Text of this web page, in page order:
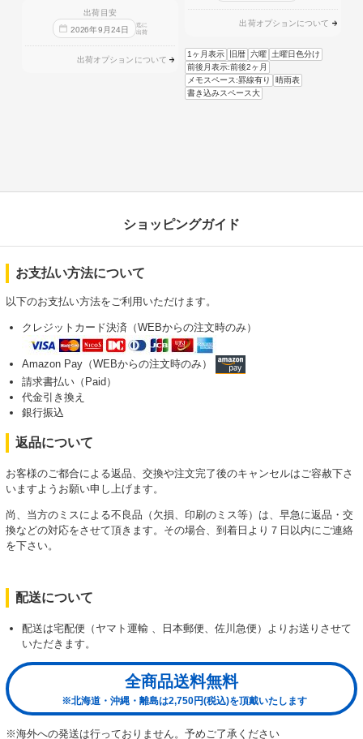
出荷目安
2026年9 月24日
迄に
出荷
出荷オプションについて
出荷オプションについて
1ヶ月表示 旧暦 六曜 土曜日色分け
前後月表示:前後2ヶ月
メモスペース:罫線有り
晴雨表
書き込みスペース大
ショッピングガイド
お支払い方法について
以下のお支払い方法をご利用いただけます。
クレジットカード決済（WEBからの注文時のみ）
Amazon Pay（WEBからの注文時のみ）
請求書払い（Paid）
代金引き換え
銀行振込
返品について
お客様のご都合による返品、交換や注文完了後のキャンセルはご容赦下さ
いますようお願い申し上げます。
尚、当方のミスによる不良品（欠損、印刷のミス等）は、早急に返品・交
換などの対応をさせて頂きます。その場合、到着日より７日以内にご連絡
を下さい。
配送について
配送は宅配便（ヤマト運輸 、日本郵便、佐川急便）よりお送りさせて
いただきます。
全商品送料無料
※北海道・沖縄・離島は2,750円(税込)を頂戴いたします
※海外への発送は行っておりません。予めご了承ください